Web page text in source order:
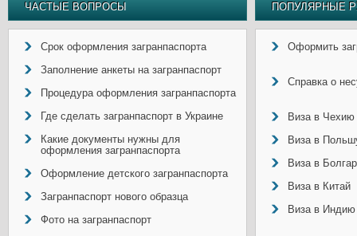
ЧАСТЫЕ ВОПРОСЫ
Срок оформления загранпаспорта
Заполнение анкеты на загранпаспорт
Процедура оформления загранпаспорта
Где сделать загранпаспорт в Украине
Какие документы нужны для
оформления загранпаспорта
Оформление детского загранпаспорта
Загранпаспорт нового образца
Фото на загранпаспорт
ПОПУЛЯРНЫЕ
Оформить
Справка о
Виза в Чехию
Виза в
Виза в
Виза в Китай
Виза в Индию